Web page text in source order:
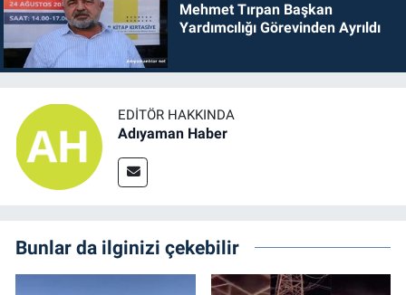
Mehmet Tırpan Başkan
Yardımcılığı Görevinden Ayrıldı
EDITÖR HAKKINDA
Adıyaman Haber
Bunlar da ilginizi çekebilir